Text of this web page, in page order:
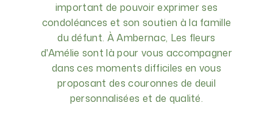
important de pouvoir exprimer ses
condoléances et son soutien à la famille
du défunt. À Ambernac, Les fleurs
d'Amélie sont là pour vous accompagner
dans ces moments difficiles en vous
proposant des couronnes de deuil
personnalisées et de qualité.